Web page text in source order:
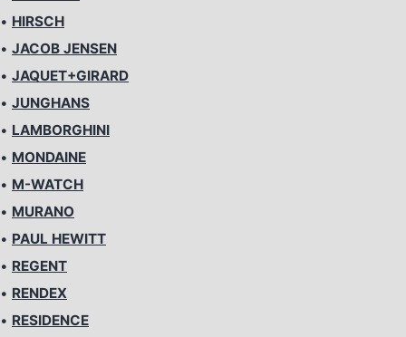
• HIRSCH
• JACOB JENSEN
• JAQUET+GIRARD
• JUNGHANS
• LAMBORGHINI
• MONDAINE
• M-WATCH
• MURANO
• PAUL HEWITT
• REGENT
• RENDEX
• RESIDENCE